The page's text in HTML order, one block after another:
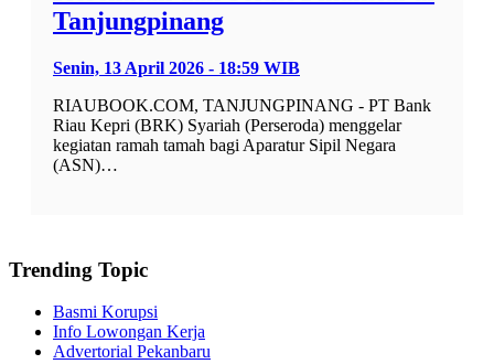
Tanjungpinang
Senin, 13 April 2026 - 18:59 WIB
RIAUBOOK.COM, TANJUNGPINANG - PT Bank
Riau Kepri (BRK) Syariah (Perseroda) menggelar
kegiatan ramah tamah bagi Aparatur Sipil Negara
(ASN)…
Trending Topic
Basmi Korupsi
Info Lowongan Kerja
Advertorial Pekanbaru